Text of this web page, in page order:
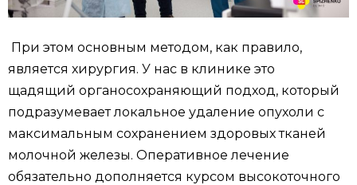
При этом основным методом, как правило,
является хирургия. У нас в клинике это
щадящий органосохраняющий подход, который
подразумевает локальное удаление опухоли с
максимальным сохранением здоровых тканей
молочной железы. Оперативное лечение
обязательно дополняется курсом высокоточного